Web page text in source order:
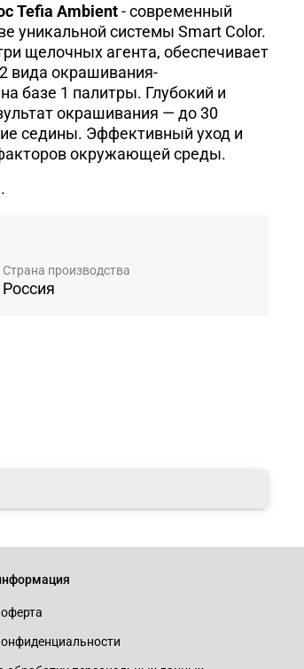
Tefia Ambient-современный
уникальной системы Smart Color.
щелочных агента, обеспечивает
2 вида окрашивания-
базе 1 палитры. Глубокий и
окрашивания — до 30
седины. Эффективный уход и
окружающей среды.
Страна производства
Россия